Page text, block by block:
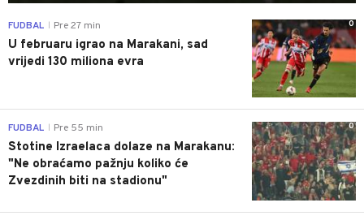
0
FUDBAL Pre 27 min
U februaru igrao na Marakani, sad
vrijedi 130 miliona evra
0
FUDBAL Pre 55 min
Stotine Izraelaca dolaze na Marakanu:
"Ne obraćamo pažnju koliko će
Zvezdinih biti na stadionu"